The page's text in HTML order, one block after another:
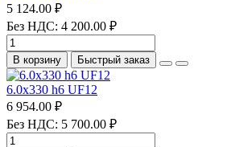
5 124.00 ₽
Без НДС: 4 200.00 ₽
В корзину Быстрый заказ
6.0х330 h6 UF12
6 954.00 ₽
Без НДС: 5 700.00 ₽